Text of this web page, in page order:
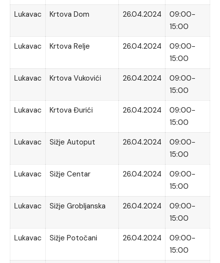
Lukavac
Krtova Dom 26.04.2024
09:00-
15:00
Lukavac
Krtova Relje 26.04.2024
09:00-
15:00
Lukavac
Krtova Vukovići 26.04.2024
09:00-
15:00
Lukavac
Krtova Đurići 26.04.2024
09:00-
15:00
Lukavac
Sižje Autoput 26.04.2024
09:00-
15:00
Lukavac
Sižje Centar 26.04.2024
09:00-
15:00
Lukavac
Sižje Grobljanska 26.04.2024
09:00-
15:00
Lukavac
Sižje Potočani 26.04.2024
09:00-
15:00